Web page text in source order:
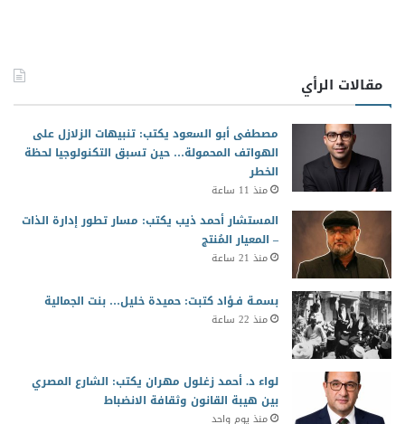
مقالات الرأي
مصطفى أبو السعود يكتب: تنبيهات الزلازل على
الهواتف المحمولة… حين تسبق التكنولوجيا لحظة
الخطر
منذ 11 ساعة
المستشار أحمد ذيب يكتب: مسار تطور إدارة الذات
– المعيار المُنتج
منذ 21 ساعة
بسمـة فـؤاد كتبت: حميدة خليل… بنت الجمالية
منذ 22 ساعة
لواء د. أحمد زغلول مهران يكتب: الشارع المصري
بين هيبة القانون وثقافة الانضباط
منذ يوم واحد